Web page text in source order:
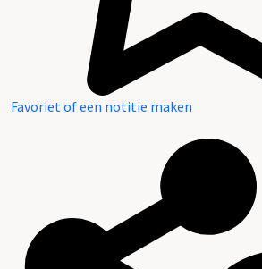
Favoriet of een notitie maken